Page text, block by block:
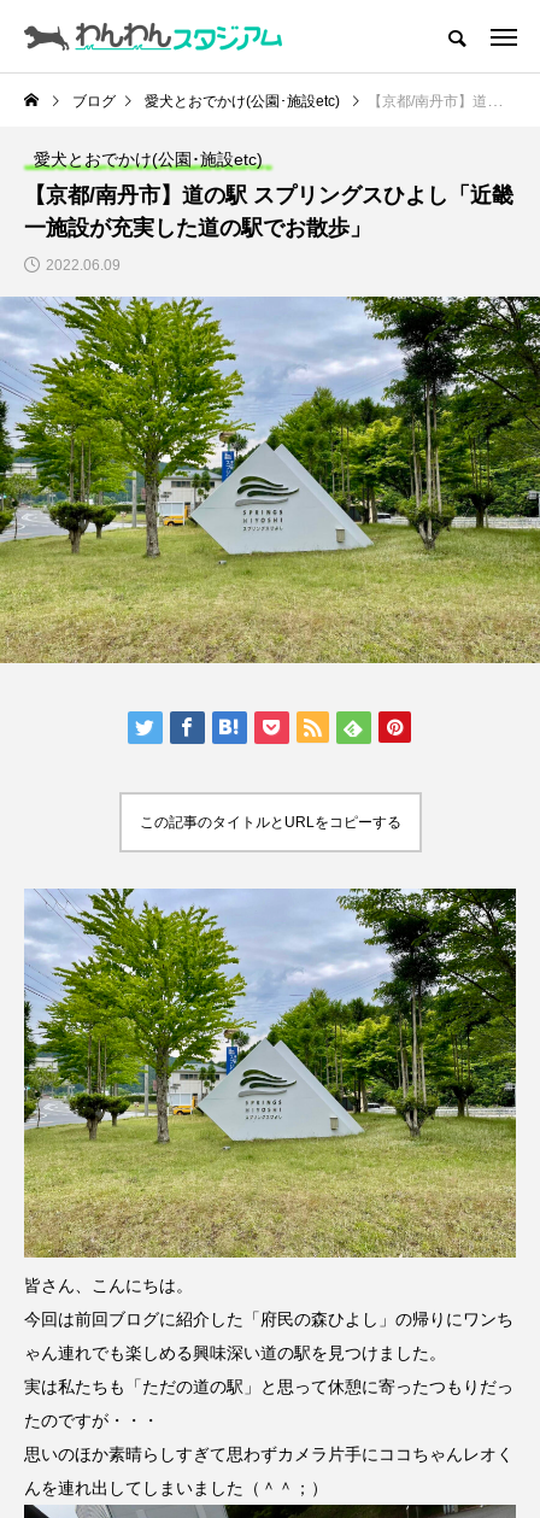
CATEGORY
ドッグラン
ドッグカフェ
愛犬とおでかけ (公園･施設etc)
愛犬と旅行
トリミングサロン
動物病院
コラム
トップページ
人気の記事ランキング
メンバー
会社概要
プライバシーポリシー
ブログ 愛犬とおでかけ(公園･施設etc) 【京都/南丹市】道の駅 スプリングスひよし「近畿一施設が充実した道の駅でお散歩」
愛犬とおでかけ(公園･施設etc)
【京都/南丹市】道の駅 スプリングスひよし「近畿
一施設が充実した道の駅でお散歩」
2022.06.09
この記事のタイトルとURLをコピーする
皆さん、こんにちは。
今回は前回ブログに紹介した「府民の森ひよし」の帰りにワンち
ゃん連れでも楽しめる興味深い道の駅を見つけました。
実は私たちも「ただの道の駅」と思って休憩に寄ったつもりだっ
たのですが・・・
思いのほか素晴らしすぎて思わずカメラ片手にココちゃんレオく
んを連れ出してしまいました（＾＾；）